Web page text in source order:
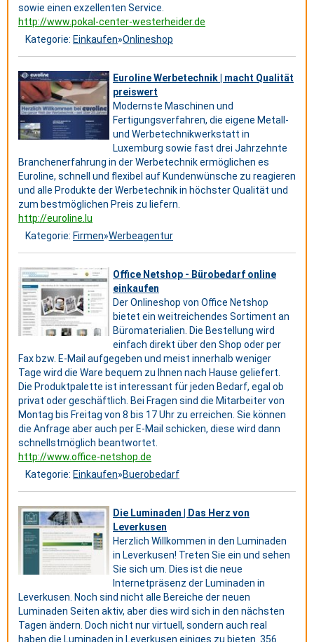
sowie einen exzellenten Service.
http://www.pokal-center-westerheider.de
Kategorie: Einkaufen»Onlineshop
Euroline Werbetechnik | macht Qualität
preiswert
Modernste Maschinen und
Fertigungsverfahren, die eigene Metall-
und Werbetechnikwerkstatt in
Luxemburg sowie fast drei Jahrzehnte
Branchenerfahrung in der Werbetechnik ermöglichen es
Euroline, schnell und flexibel auf Kundenwünsche zu reagieren
und alle Produkte der Werbetechnik in höchster Qualität und
zum bestmöglichen Preis zu liefern.
http://euroline.lu
Kategorie: Firmen»Werbeagentur
Office Netshop - Bürobedarf online
einkaufen
Der Onlineshop von Office Netshop
bietet ein weitreichendes Sortiment an
Büromaterialien. Die Bestellung wird
einfach direkt über den Shop oder per
Fax bzw. E-Mail aufgegeben und meist innerhalb weniger
Tage wird die Ware bequem zu Ihnen nach Hause geliefert.
Die Produktpalette ist interessant für jeden Bedarf, egal ob
privat oder geschäftlich. Bei Fragen sind die Mitarbeiter von
Montag bis Freitag von 8 bis 17 Uhr zu erreichen. Sie können
die Anfrage aber auch per E-Mail schicken, diese wird dann
schnellstmöglich beantwortet.
http://www.office-netshop.de
Kategorie: Einkaufen»Buerobedarf
Die Luminaden | Das Herz von
Leverkusen
Herzlich Willkommen in den Luminaden
in Leverkusen! Treten Sie ein und sehen
Sie sich um. Dies ist die neue
Internetpräsenz der Luminaden in
Leverkusen. Noch sind nicht alle Bereiche der neuen
Luminaden Seiten aktiv, aber dies wird sich in den nächsten
Tagen ändern. Doch nicht nur virtuell, sondern auch real
haben die Luminaden in Leverkusen einiges zu bieten. 356